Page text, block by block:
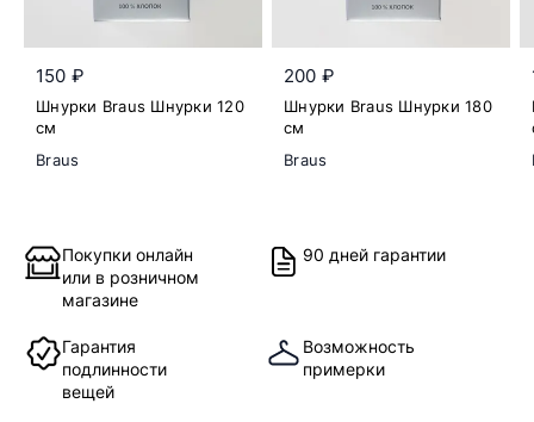
150 ₽
Шнурки Braus Шнурки 120
см
Braus
200 ₽
Шнурки Braus Шнурки 180
см
Braus
Покупки онлайн
или в розничном
магазине
90 дней гарантии
Гарантия
подлинности
вещей
Возможность
примерки